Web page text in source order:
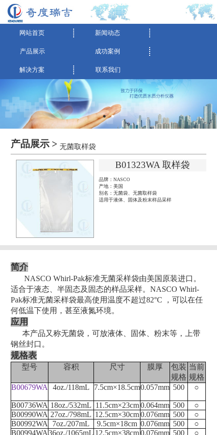
网站首页 新闻动态
产品展示 成功案例
解决方案 联系我们
产品展示 >无菌取样袋
B01323WA 取样袋
品牌：NASCO
产地：美国
别名：无菌袋、无菌取样袋
适用于液体、固体及粉末样品采样
简介
NASCO Whirl-Pak标准无菌采样袋由美国原装进口。
适合于液态、半固态及固态的样品采样。NASCO Whirl-
Pak标准无菌采样袋最高使用温度不超过82°C ，可以在任
何低温下使用，甚至液氮环境。
应用
本产品又称无菌袋，可放液体、固体、粉末等，上带
钢丝封口。
规格表
型号 容积 尺寸 膜厚
包装
规格
当前
规格
B00679WA
4oz./118mL 7.5cm×18.5cm0.057mm 500 ○
B00736WA 18oz./532mL 11.5cm×23cm 0.064mm 500
○
B00990WA 27oz./798mL 12.5cm×30cm0.076mm 500
○
B00992WA
7oz./207mL 9.5cm×18cm 0.076mm 500
○
B00994WA36oz./1065mL 12.5cm×38cm0.076mm 500 ○